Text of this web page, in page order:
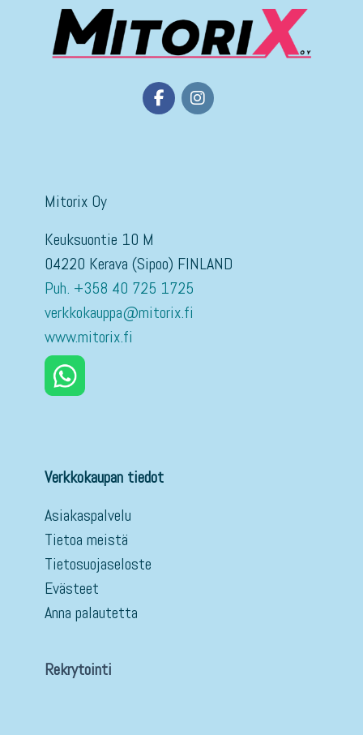
Mitorix Oy
Keuksuontie 10 M
04220 Kerava (Sipoo) FINLAND
Puh. +358 40 725 1725
verkkokauppa@mitorix.fi
www.mitorix.fi
Verkkokaupan tiedot
Asiakaspalvelu
Tietoa meistä
Tietosuojaseloste
Evästeet
Anna palautetta
Rekrytointi